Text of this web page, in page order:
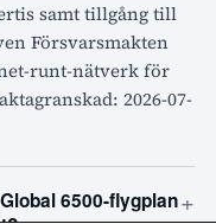
samt tillgång till
Försvarsmakten
runt-nätverk för
2026-07-
6500-flygplan+